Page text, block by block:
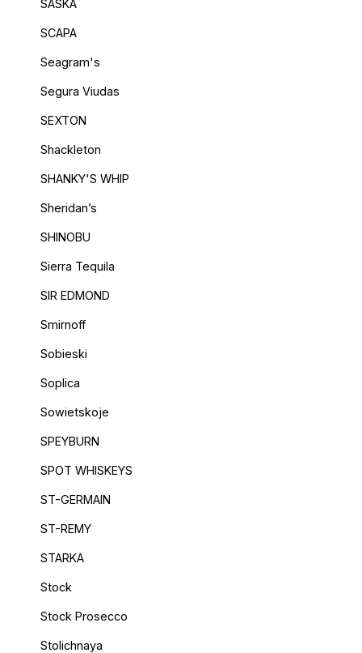
SASKA
SCAPA
Seagram's
Segura Viudas
SEXTON
Shackleton
SHANKY'S WHIP
Sheridan’s
SHINOBU
Sierra Tequila
SIR EDMOND
Smirnoff
Sobieski
Soplica
Sowietskoje
SPEYBURN
SPOT WHISKEYS
ST-GERMAIN
ST-REMY
STARKA
Stock
Stock Prosecco
Stolichnaya